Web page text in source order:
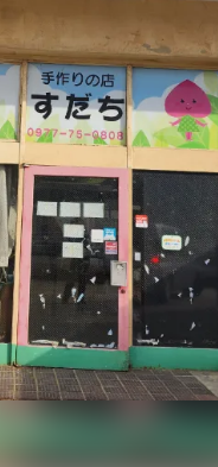
書籍・雑誌出版
チャレンジ